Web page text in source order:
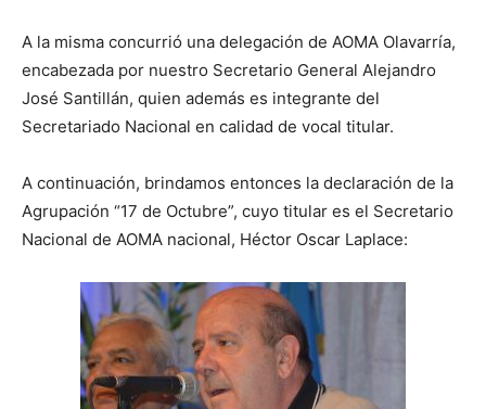
A la misma concurrió una delegación de AOMA Olavarría,
encabezada por nuestro Secretario General Alejandro
José Santillán, quien además es integrante del
Secretariado Nacional en calidad de vocal titular.
A continuación, brindamos entonces la declaración de la
Agrupación “17 de Octubre”, cuyo titular es el Secretario
Nacional de AOMA nacional, Héctor Oscar Laplace: